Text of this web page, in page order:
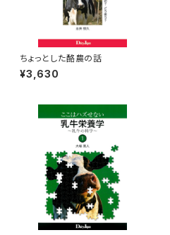
ちょっとした酪農の話
¥3,630